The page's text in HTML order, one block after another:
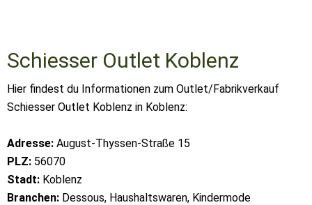
Schiesser Outlet Koblenz
Hier findest du Informationen zum Outlet/Fabrikverkauf
Schiesser Outlet Koblenz in Koblenz:
Adresse: August-Thyssen-Straße 15
PLZ: 56070
Stadt: Koblenz
Branchen: Dessous, Haushaltswaren, Kindermode